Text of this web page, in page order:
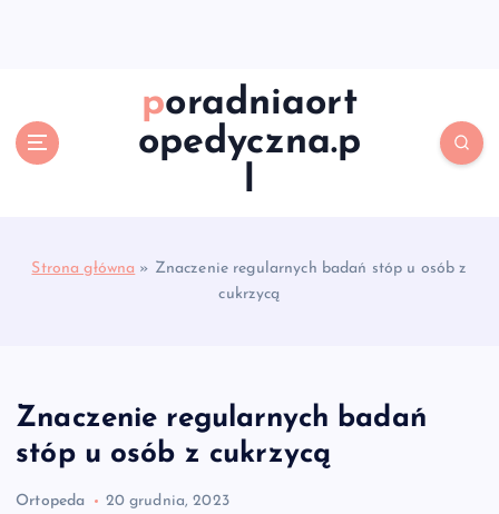
poradniaort
opedyczna.p
l
Strona główna » Znaczenie regularnych badań stóp u osób z
cukrzycą
Znaczenie regularnych badań
stóp u osób z cukrzycą
Ortopeda 20 grudnia, 2023